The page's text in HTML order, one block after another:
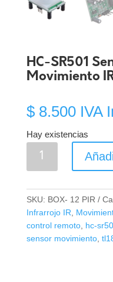
HC-SR501
Movimiento
$8.500 IVA
Hay existencias
HC-
de
Movimiento
IR
SKU: BOX- 12 PIR
Infrarrojo IR,
control remoto, hc-
sensor movimiento,